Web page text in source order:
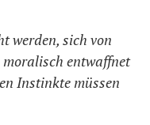
werden, sich von
moralisch entwaffnet
Instinkte müssen